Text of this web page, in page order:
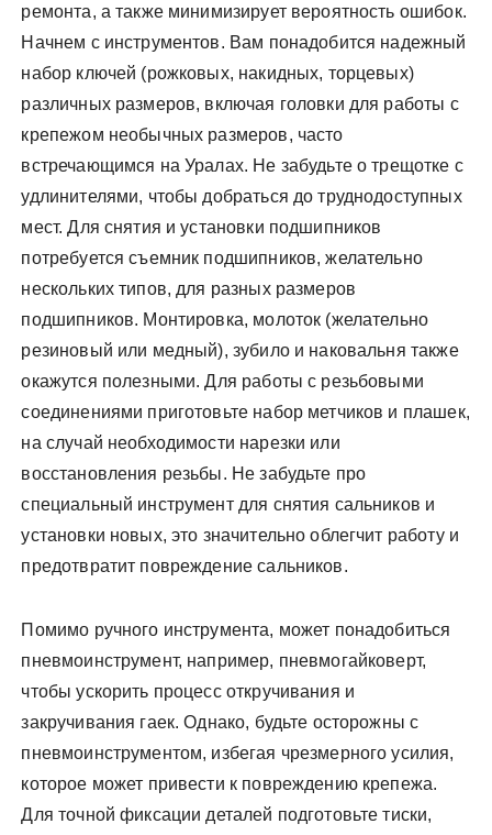
ремонта, а также минимизирует вероятность ошибок.
Начнем с инструментов. Вам понадобится надежный
набор ключей (рожковых, накидных, торцевых)
различных размеров, включая головки для работы с
крепежом необычных размеров, часто
встречающимся на Уралах. Не забудьте о трещотке с
удлинителями, чтобы добраться до труднодоступных
мест. Для снятия и установки подшипников
потребуется съемник подшипников, желательно
нескольких типов, для разных размеров
подшипников. Монтировка, молоток (желательно
резиновый или медный), зубило и наковальня также
окажутся полезными. Для работы с резьбовыми
соединениями приготовьте набор метчиков и плашек,
на случай необходимости нарезки или
восстановления резьбы. Не забудьте про
специальный инструмент для снятия сальников и
установки новых, это значительно облегчит работу и
предотвратит повреждение сальников.
Помимо ручного инструмента, может понадобиться
пневмоинструмент, например, пневмогайковерт,
чтобы ускорить процесс откручивания и
закручивания гаек. Однако, будьте осторожны с
пневмоинструментом, избегая чрезмерного усилия,
которое может привести к повреждению крепежа.
Для точной фиксации деталей подготовьте тиски,